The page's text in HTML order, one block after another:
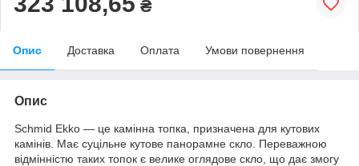
₴
Опис Доставка Оплата Умови повернення
Опис
Schmid Ekko — це камінна топка, призначена для кутових
камінів. Має суцільне кутове панорамне скло. Переважною
відмінністю таких топок є велике оглядове скло, що дає змогу